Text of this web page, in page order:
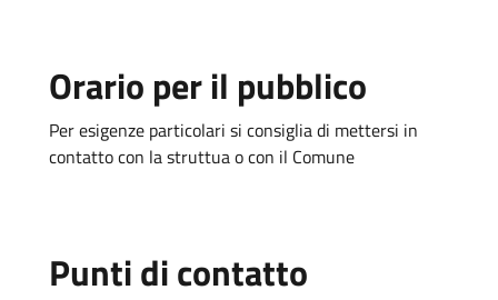
Orario per il pubblico
Per esigenze particolari si consiglia di mettersi in
contatto con la struttua o con il Comune
Punti di contatto